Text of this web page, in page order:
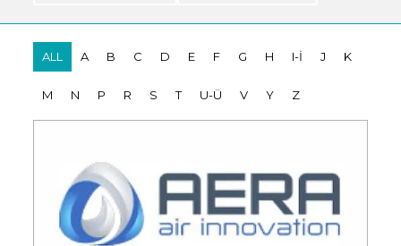
ALL A B C D E F G H I-İ J K
M N P R S T U-Ü V Y Z